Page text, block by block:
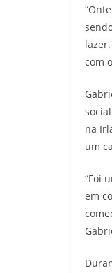
com
na
um
“Foi
em